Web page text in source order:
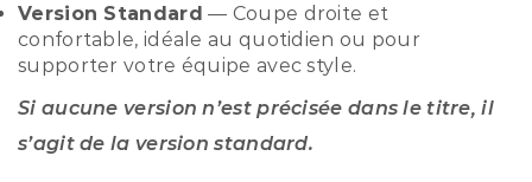
Version Standard — Coupe droite et
confortable, idéale au quotidien ou pour
supporter votre équipe avec style.
Si aucune version n’est précisée dans le titre, il
s’agit de la version standard.